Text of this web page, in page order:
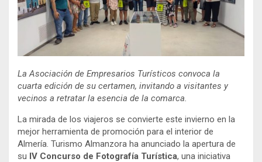
La Asociación de Empresarios Turísticos convoca la
cuarta edición de su certamen, invitando a visitantes y
vecinos a retratar la esencia de la comarca.
La mirada de los viajeros se convierte este invierno en la
mejor herramienta de promoción para el interior de
Almería. Turismo Almanzora ha anunciado la apertura de
su IV Concurso de Fotografía Turística, una iniciativa